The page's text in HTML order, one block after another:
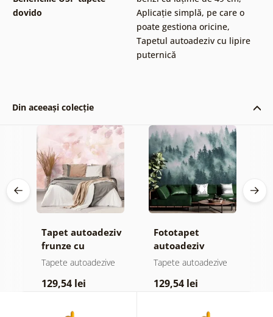
dovido
Aplicație simplă, pe care o
poate gestiona oricine,
Tapetul autoadeziv cu lipire
puternică
Din aceeași colecție
Tapet autoadeziv
frunze cu
atingere
Tapete autoadezive
129,54 lei
Fototapet
autoadeziv
pădure în ceață
Tapete autoadezive
129,54 lei